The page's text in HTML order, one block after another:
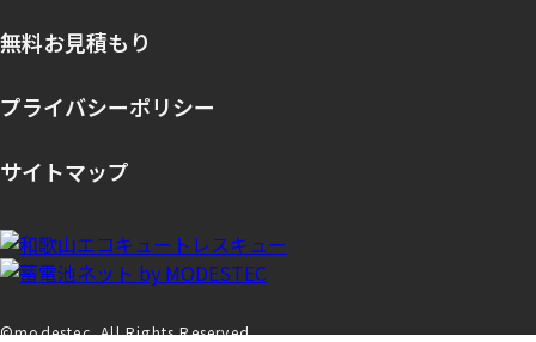
無料お見積もり
プライバシーポリシー
サイトマップ
©modestec. All Rights Reserved.